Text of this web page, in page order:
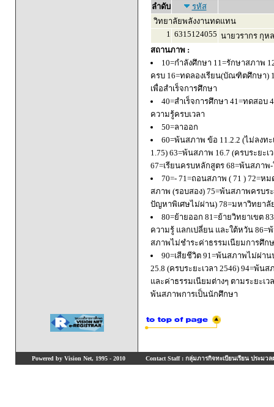
ลำดับ
รหัส
วิทยาลัยพลังงานทดแทน
1 6315124055 นายวรากร กุห
สถานภาพ :
10=กำลังศึกษา 11=รักษาสภาพ
ครบ 16=ทดลองเรียน(บัณฑิตศึกษา)
เพื่อสำเร็จการศึกษา
40=สำเร็จการศึกษา 41=ทดสอบ
ความรู้ครบเวลา
50=ลาออก
60=พ้นสภาพ ข้อ 11.2.2 (ไม่ลงท
1.75) 63=พ้นสภาพ 16.7 (ครบระยะ
67=เรียนครบหลักสูตร 68=พ้นสภา
70=- 71=ถอนสภาพ ( 71 ) 72=
สภาพ (รอบสอง) 75=พ้นสภาพครบ
ปัญหาพิเศษไม่ผ่าน) 78=มหาวิทยา
80=ย้ายออก 81=ย้ายวิทยาเขต
ความรู้ แลกเปลี่ยน และใต้หวัน
สภาพไม่ชำระค่าธรรมเนียมการศึก
90=เสียชีวิต 91=พ้นสภาพไม่ผ่า
25.8 (ครบระยะเวลา 2546) 94=พ้
และค่าธรรมเนียมต่างๆ ตามระยะเ
พ้นสภาพการเป็นนักศึกษา
Powered by Vision Net, 1995 - 2010 Contact Staff : กลุ่มภารกิจทะเบียนเรียน ประมวล